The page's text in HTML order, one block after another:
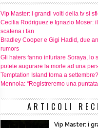
Vip Master: i grandi volti della tv si
Cecilia Rodriguez e Ignazio Moser:
scatena i fan
Bradley Cooper e Gigi Hadid, due
rumors
Gli haters fanno infuriare Soraya, lo
potete augurare la morte ad una
Temptation Island torna a
Mennoia: “Registreremo una
ARTICOLI
Vip Master: i